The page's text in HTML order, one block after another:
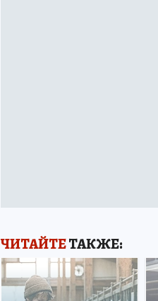
ЧИТАЙТЕТАКЖЕ: